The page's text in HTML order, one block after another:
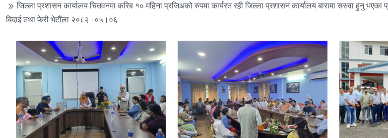
जिल्ला प्रशासन कार्यालय चितवनमा करिब १० महिना प्रजिअको रुपमा कार्यरत रही जिल्ला प्रशासन कार्यालय बारामा सरुवा हुनु
बिदाई तथा फेरी भेटौंला २०८२।०५।०६